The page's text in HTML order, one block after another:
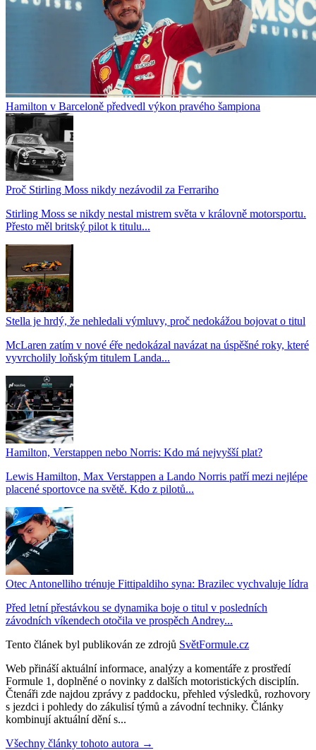
Hamilton v Barceloně předvedl výkon pravého šampiona
Proč Stirling Moss nikdy nezávodil za Ferrariho
Stirling Moss se nikdy nestal mistrem světa v královně motorsportu.
Přesto měl britský pilot k titulu...
Stella je hrdý, že nehledali výmluvy, proč nedokážou bojovat o titul
McLaren zatím v nové éře nedokázal navázat na úspěšné roky, které
vyvrcholily loňským titulem Landa...
Hamilton, Verstappen nebo Norris: Kdo má nejvyšší plat?
Lewis Hamilton, Max Verstappen a Lando Norris patří mezi nejlépe
placené sportovce na světě. Kdo z pilotů...
Otec Antonelliho trénuje Fittipaldiho syna: Brazilec vychvaluje lídra
Před letní přestávkou se dynamika boje o titul v posledních
závodních víkendech otočila ve prospěch Andrey...
Tento článek byl publikován ze zdrojů SvětFormule.cz
Web přináší aktuální informace, analýzy a komentáře z prostředí
Formule 1, doplněné o novinky z dalších motoristických disciplín.
Čtenáři zde najdou zprávy z paddocku, přehled výsledků, rozhovory
s jezdci i pohledy do zákulisí týmů a závodní techniky. Články
kombinují aktuální dění s...
Všechny články tohoto autora →